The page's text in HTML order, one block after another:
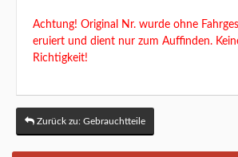
Achtung! Original Nr. wurde ohne
eruiert und dient nur zum Auffinden.
Richtigkeit!
Zurück zu: Gebrauchtteile